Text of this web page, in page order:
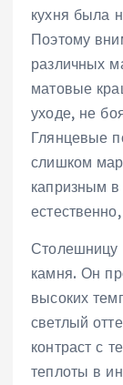
кухня была
Поэтому
различных
матовые
уходе, не
Глянцевые
слишком
капризным в
Столешницу
камня. Он
высоких
светлый
контраст с
теплоты в